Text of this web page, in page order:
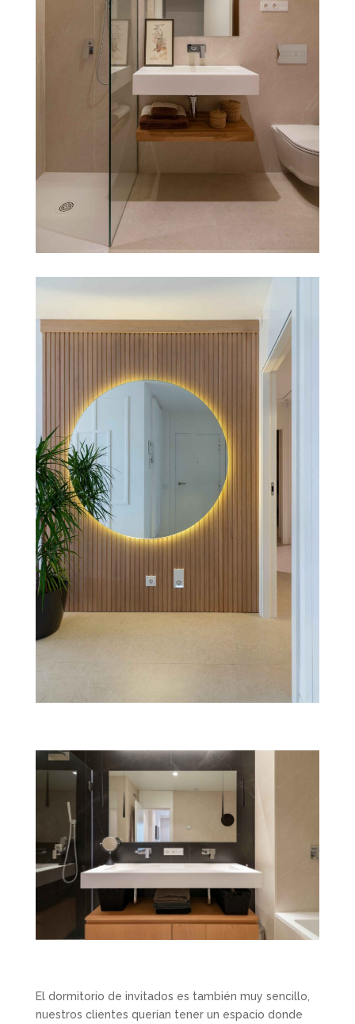
El dormitorio de invitados es también muy sencillo,
nuestros clientes querían tener un espacio donde